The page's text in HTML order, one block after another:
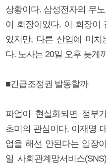
상황이다. 삼성전자의 무
이 회장이었다. 이 회장이
있지만, 다른 산업에 미치
다. 노사는 20일 오후 늦게
■긴급조정권 발동할까
파업이 현실화되면 정부
초미의 관심이다. 이재명
업을 해선 안된다는 입장
일 사회관계망서비스